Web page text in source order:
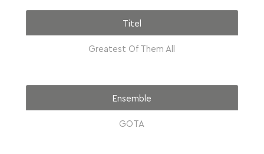
Titel
Greatest Of Them All
Ensemble
GOTA